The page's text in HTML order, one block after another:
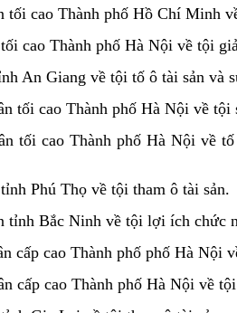
tối cao Thành phố Hồ Chí Minh
cao Thành phố Hà Nội về tội
An Giang về tội tố ô tài sản và
tối cao Thành phố Hà Nội về
tối cao Thành phố Hà Nội
Phú Thọ về tội tham ô tài sản.
tỉnh Bắc Ninh về tội lợi ích chức
cấp cao Thành phố phố Hà
cấp cao Thành phố Hà Nội về